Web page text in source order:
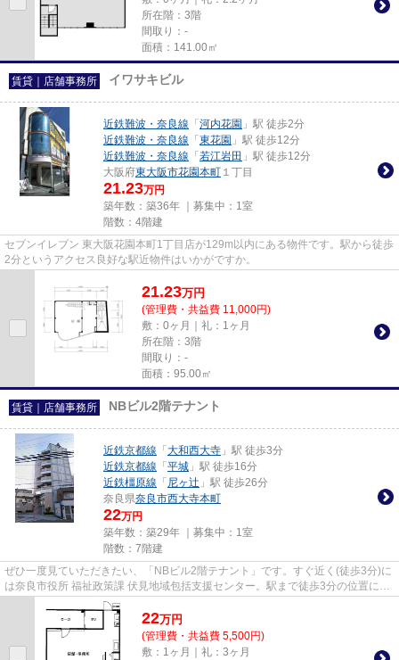
所在階：3階
間取り：-
面積：141.00㎡
賃貸｜店舗事務所 イワサキビル
近鉄難波・奈良線 「 河内花園 」駅 徒歩2分
近鉄難波・奈良線 「 東花園 」駅 徒歩12分
近鉄難波・奈良線 「 若江岩田 」駅 徒歩12分
大阪府東大阪市花園本町 １丁目
21.23万円
築年数：築36年 ｜募集中： 1室
階数：4階建
セブンイレブン 東大阪花園本町1丁目店が129m以内にある物件です。駅から徒歩
2分というアクセス良好な駅近物件はいかがですか。
21.23万円
(管理費・共益費 11,000円)
敷：0ヶ月｜礼：1ヶ月
所在階：3階
間取り：-
面積：95.00㎡
賃貸｜店舗事務所 NBビル2階テナント
近鉄京都線 「 大和西大寺 」駅 徒歩3分
近鉄京都線 「 平城 」駅 徒歩16分
近鉄橿原線 「 尼ヶ辻 」駅 徒歩26分
奈良県奈良市西大寺本町
22万円
築年数：築29年 ｜募集中： 1室
階数：7階建
ぜひ一度見ていただきたい、「NBビル2階テナント」です。すぐ近く(徒歩3分)に
は奈良市役所 福祉政策課 伏見地域包括支援センター。駅まで徒歩3分の位置に立
地する、アクセス良好な物件...
22万円
(管理費・共益費 5,500円)
敷：1ヶ月｜礼：3ヶ月